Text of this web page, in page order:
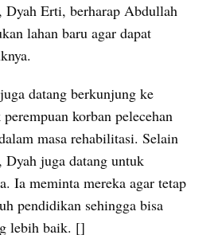
, Dyah Erti, berharap Abdullah
lahan baru agar dapat
datang berkunjung ke
korban pelecehan
masa rehabilitasi. Selain
Dyah juga datang untuk
Ia meminta mereka agar tetap
pendidikan sehingga bisa
lebih baik. []